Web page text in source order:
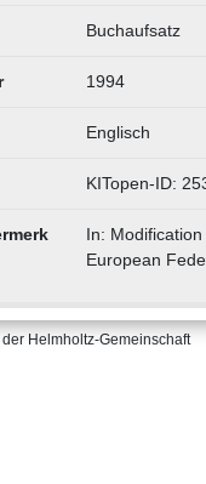
Buchaufsatz
1994
Englisch
KITopen-ID:
In:
European
Helmholtz-Gemeinschaft